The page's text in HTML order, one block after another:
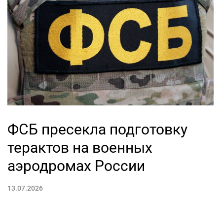
ФСБ пресекла подготовку
терактов на военных
аэродромах России
13.07.2026